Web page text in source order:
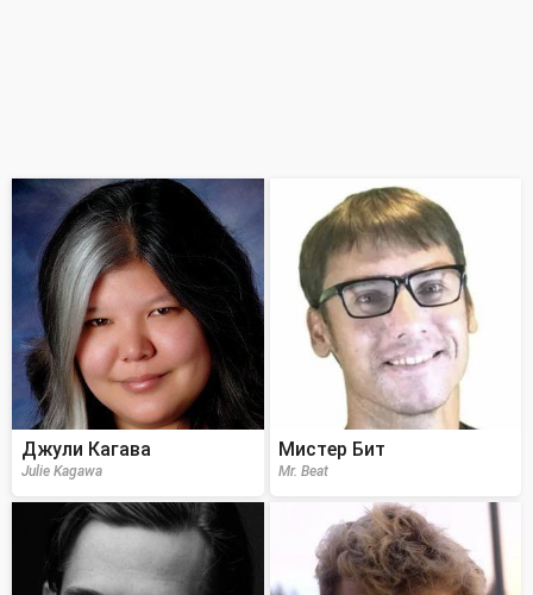
Джули Кагава
Julie Kagawa
Мистер Бит
Mr. Beat